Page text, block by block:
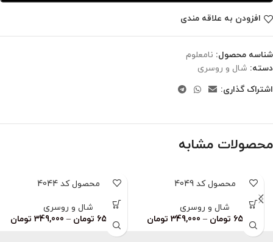
افزودن به علاقه مندی
شناسه محصول: نامعلوم
دسته: شال و روسری
اشتراک گذاری:
محصولات مشابه
محصول کد 4049
شال و روسری
659,000 تومان –
349,000 تومان
محصول کد 4044
شال و روسری
659,000 تومان –
349,000 تومان